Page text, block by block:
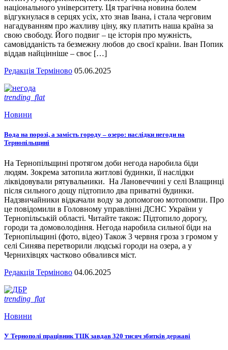
національного університету. Ця трагічна новина болем
відгукнулася в серцях усіх, хто знав Івана, і стала черговим
нагадуванням про жахливу ціну, яку платить наша країна за
свою свободу. Його подвиг – це історія про мужність,
самовідданість та безмежну любов до своєї країни. Іван Попик
віддав найцінніше – своє […]
Редакція Терміново 05.06.2025
trending_flat
Новини
Вода на порозі, а замість городу – озеро: наслідки негоди на
Тернопільщині
На Тернопільщині протягом доби негода наробила біди
людям. Зокрема затопила житлові будинки, її наслідки
ліквідовували рятувальники. На Лановеччині у селі Влащинці
після сильного дощу підтопило два приватні будинки.
Надзвичайники відкачали воду за допомогою мотопомпи. Про
це повідомили в Головному управлінні ДСНС України у
Тернопільській області. Читайте також: Підтопило дорогу,
городи та домоволодіння. Негода наробила сильної біди на
Тернопільщині (фото, відео) Також 3 червня гроза з громом у
селі Синява перетворили людські городи на озера, а у
Чернихівцях частково обвалився міст.
Редакція Терміново 04.06.2025
trending_flat
Новини
У Тернополі працівник ТЦК завдав 320 тисяч збитків державі